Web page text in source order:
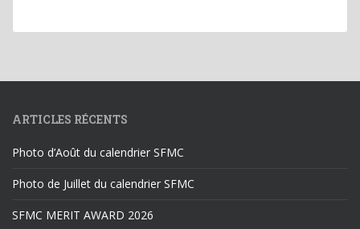
ARTICLES RÉCENTS
Photo d’Août du calendrier SFMC
Photo de Juillet du calendrier SFMC
SFMC MERIT AWARD 2026